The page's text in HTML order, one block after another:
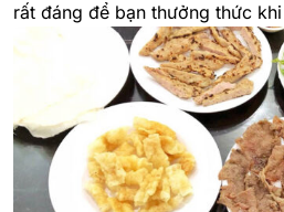
rất đáng để bạn thưởng thức